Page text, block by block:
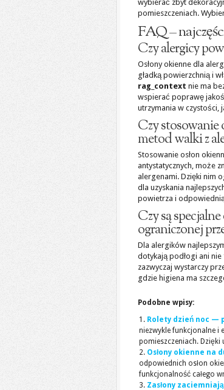
wybierać zbyt
pomieszczeniach.
FAQ –
Czy alergicy
Osłony okienne dla
gładką powierzchnią i
rag_context nie ma
wspierać poprawę
utrzymania w czystości,
Czy stosowanie
metod walki z
Stosowanie osłon
antystatycznych, może
alergenami. Dzięki nim
dla uzyskania
powietrza i
Czy są
ograniczonej
Dla alergików
dotykają podłogi ani nie
zazwyczaj wystarczy
gdzie higiena ma
Podobne wpisy:
Rolety dzień noc —
niezwykle funkcjonalne i
pomieszczeniach. Dzięki
Osłony okienne na
odpowiednich osłon
funkcjonalność całego
Zasłony